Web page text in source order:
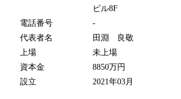
ビル8F
電話番号
-
代表者名
田淵 良敬
上場
未上場
資本金
8850万円
設立
2021年03月